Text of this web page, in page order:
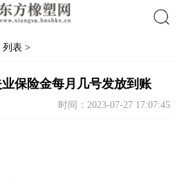
列表 >
保险金每月几号发放到账
时间：2023-07-27 17:07:45